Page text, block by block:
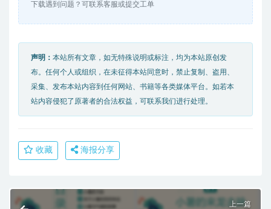
下载遇到问题？可联系客服或提交工单
声明： 本站所有文章，如无特殊说明或标注，均为本站原创发
布。任何个人或组织，在未征得本站同意时，禁止复制、盗用、
采集、发布本站内容到任何网站、书籍等各类媒体平台。如若本
站内容侵犯了原著者的合法权益，可联系我们进行处理。
收藏 海报分享
上一篇